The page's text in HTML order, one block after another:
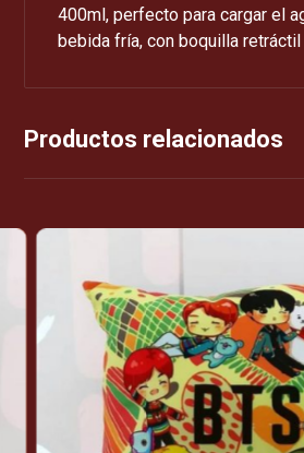
400ml, perfecto para cargar el
bebida fría, con boquilla
Productos relacionados